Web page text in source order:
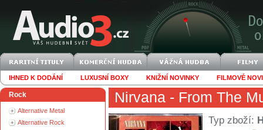
IHNED K DODÁNÍ LUXUSNÍ BOXY KNIŽNÍ NOVINKY FILMOVÉ
Rock
Alternative Metal
Alternative Rock
Nirvana - From The
Typ zboží: